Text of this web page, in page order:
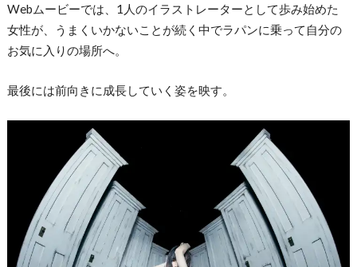
Webムービーでは、1人のイラストレーターとして歩み始めた
女性が、うまくいかないことが続く中でラパンに乗って自分の
お気に入りの場所へ。
最後には前向きに成長していく姿を映す。